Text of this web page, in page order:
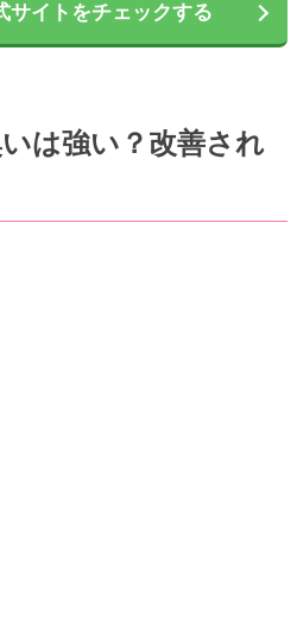
サイトをチェックする
は強い？改善され